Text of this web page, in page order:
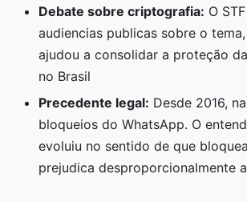
Debate sobre criptografia: O
audiencias publicas sobre o
ajudou a consolidar a proteção
no Brasil
Precedente legal: Desde 2016,
bloqueios do WhatsApp. O
evoluiu no sentido de que
prejudica desproporcionalmente